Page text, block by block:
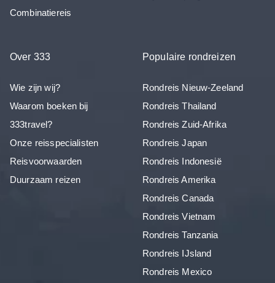
Combinatiereis
Over 333
Wie zijn wij?
Waarom boeken bij
333travel?
Onze reisspecialisten
Reisvoorwaarden
Duurzaam reizen
Populaire rondreizen
Rondreis Nieuw-Zeeland
Rondreis Thailand
Rondreis Zuid-Afrika
Rondreis Japan
Rondreis Indonesië
Rondreis Amerika
Rondreis Canada
Rondreis Vietnam
Rondreis Tanzania
Rondreis IJsland
Rondreis Mexico